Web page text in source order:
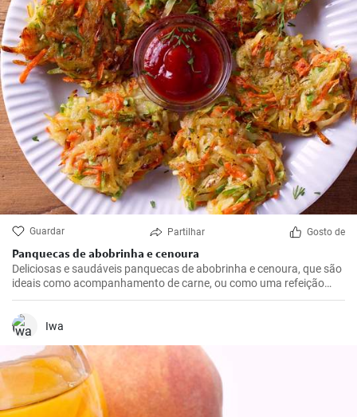
Guardar Partilhar Gosto de
Panquecas de abobrinha e cenoura
Deliciosas e saudáveis panquecas de abobrinha e cenoura, que são
ideais como acompanhamento de carne, ou como uma refeição
autônoma com salada. A preparação é simples e rápida.
Iwa